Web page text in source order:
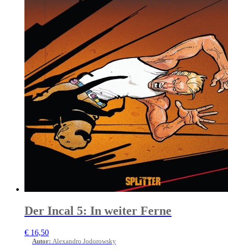
Der Incal 5: In weiter Ferne
€ 16,50
Autor: Alexandro Jodorowsky